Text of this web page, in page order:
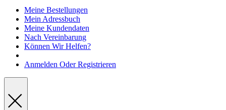
Meine Bestellungen
Mein Adressbuch
Meine Kundendaten
Nach Vereinbarung
Können Wir Helfen?
Anmelden Oder Registrieren